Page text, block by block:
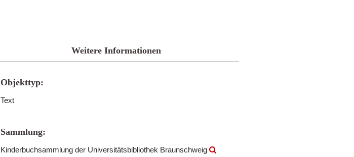
Weitere Informationen
Objekttyp:
Text
Sammlung:
Kinderbuchsammlung der Universitätsbibliothek Braunschweig